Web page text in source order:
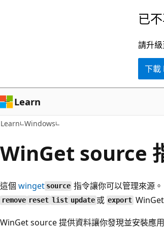
容
已
請升
下
Learn
Learn Windows
WinGet source
這個 winget source 指令讓你可以管理來源
remove reset list update 或 export
WinGet source 提供資料讓你發現並安裝應